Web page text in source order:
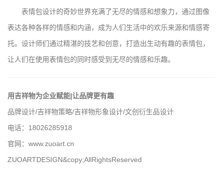
表情包设计的奇妙世界充满了无尽的情感和想象力，通过图像
表达各种各样的情感和内涵，成为人们生活中的欢乐来源和情感寄
托。设计师们通过精湛的技艺和创意，打造出生动有趣的表情包，
让人们在使用表情包的同时感受到无尽的情感和乐趣。
用吉祥物为企业赋能|让品牌更有趣
品牌设计/吉祥物策略/吉祥物形象设计/文创衍生品设计
电话：18026285918
官网： www.zuoart.cn
ZUOARTDESIGN&copy;AllRightsReserved